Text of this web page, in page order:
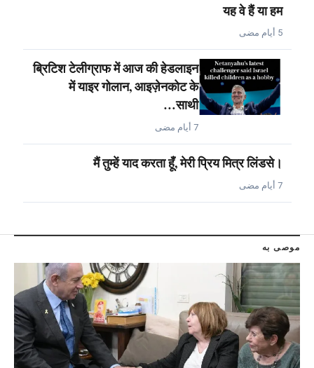
यह वे हैं या हम
5 أيام مضى
ब्रिटिश टेलीग्राफ में आज की हेडलाइन
में याइर गोलान, आइज़ेनकोट के
साथी…
7 أيام مضى
मैं तुम्हें याद करता हूँ, मेरी प्रिय मित्र लिंडसे।
7 أيام مضى
موصى به